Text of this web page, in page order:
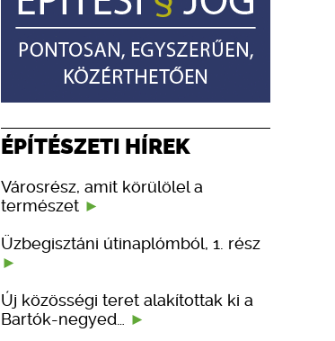
ÉPÍTÉSZETI HÍREK
Városrész, amit körülölel a
természet
Üzbegisztáni útinaplómból, 1. rész
Új közösségi teret alakítottak ki a
Bartók-negyed…